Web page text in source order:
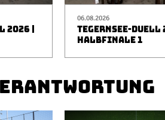
2026 |
06.08.2026
TEGERNSEE-DUELL
HALBFINALE 1